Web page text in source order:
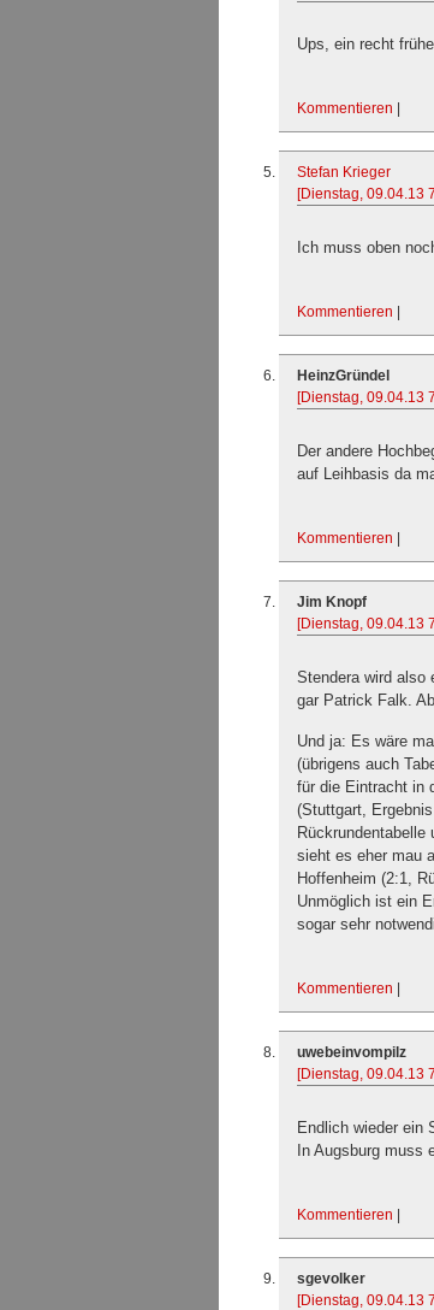
Ups, ein recht
Kommentieren
Stefan Krieger
[Dienstag, 09.04.13
Ich muss oben
Kommentieren
HeinzGründel
[Dienstag, 09.04.13
Der andere
auf Leihbasis da
Kommentieren
Jim Knopf
[Dienstag, 09.04.13
Stendera wird also
gar Patrick Falk.
Und ja: Es wäre
(übrigens auch
für die Eintracht in
(Stuttgart,
sieht es eher mau
Hoffenheim (2:1,
Unmöglich ist ein
sogar sehr
Kommentieren
uwebeinvompilz
[Dienstag, 09.04.13
Endlich wieder ein
In Augsburg muss
Kommentieren
sgevolker
[Dienstag, 09.04.13